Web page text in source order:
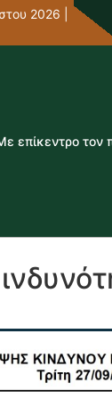
2026 |
επίκεντρο τον